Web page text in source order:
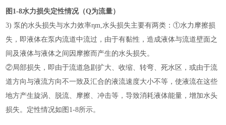
图1-8水力损失定性情况（Q为流量）
3) 泵的水头损失与水力效率ηm,水头损失主要有两类：①水力摩擦损
失，即液体在泵内流道中流过，由于有黏性，造成液体与流道壁面之
间及液体与液体之间因摩擦而产生的水头损失。
②局部损失，即由于流道急剧扩大、收缩、转弯、死水区，或由于流
道方向与液流方向不一致及汇合的液流速度大小不等，使液流在这些
地方产生旋涡、脱流、摩擦、冲击等，导致消耗液体能量，增加水头
损失。定性情况如图1-8所示。